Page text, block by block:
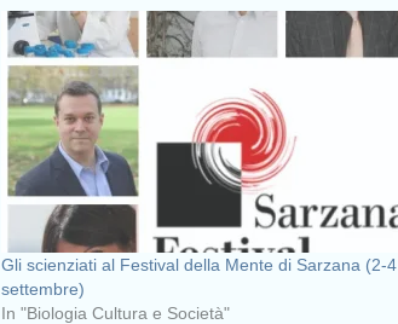
Gli scienziati al Festival della Mente di Sarzana (2-4
settembre)
In "Biologia Cultura e Società"